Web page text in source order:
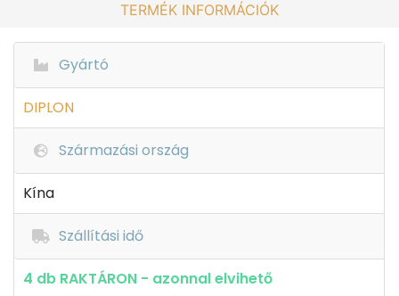
TERMÉK INFORMÁCIÓK
Gyártó
DIPLON
Származási ország
Kína
Szállítási idő
4 db RAKTÁRON - azonnal elvihető